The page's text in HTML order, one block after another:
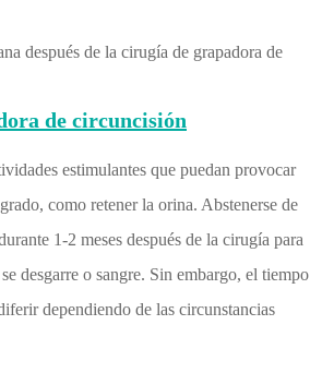
después de la cirugía de grapadora de
de circuncisión
estimulantes que puedan provocar
como retener la orina. Abstenerse de
1-2 meses después de la cirugía para
desgarre o sangre. Sin embargo, el tiempo
dependiendo de las circunstancias